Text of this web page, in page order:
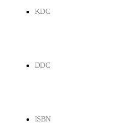
KDC
DDC
ISBN